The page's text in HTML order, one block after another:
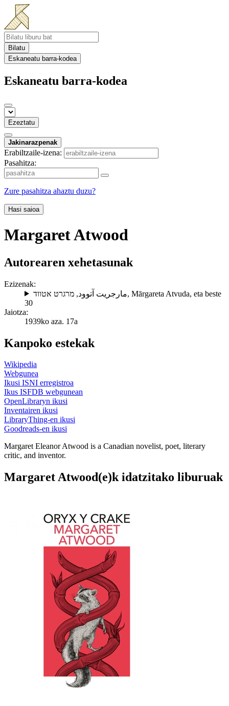
Bilatu
Eskaneatu barra-kodea
Eskaneatu barra-kodea
Ezeztatu
Jakinarazpenak
Erabiltzaile-izena:
Pasahitza:
Zure pasahitza ahaztu duzu?
Hasi saioa
Margaret Atwood
Autorearen xehetasunak
Ezizenak:
مارجريت آتوود,מרגרט אטווד , Mārgareta Atvuda, eta beste
30
Jaiotza:
1939ko aza. 17a
Kanpoko estekak
Wikipedia
Webgunea
Ikusi ISNI erregistroa
Ikus ISFDB webgunean
OpenLibraryn ikusi
Inventairen ikusi
LibraryThing-en ikusi
Goodreads-en ikusi
Margaret Eleanor Atwood is a Canadian novelist, poet, literary
critic, and inventor.
Margaret Atwood(e)k idatzitako liburuak